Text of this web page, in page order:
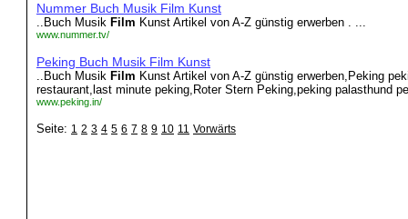
Nummer Buch Musik Film Kunst
..Buch Musik Film Kunst Artikel von A-Z günstig erwerben . ...
www.nummer.tv/
Peking Buch Musik Film Kunst
..Buch Musik Film Kunst Artikel von A-Z günstig erwerben,Peking
restaurant,last minute peking,Roter Stern Peking,peking palasthund
www.peking.in/
Seite: 1 2 3 4 5 6 7 8 9 10 11 Vorwärts